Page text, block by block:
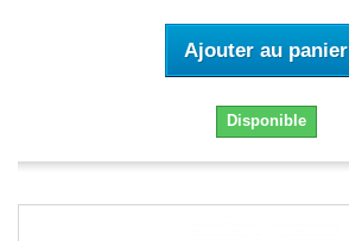
Ajouter au panier
Disponible